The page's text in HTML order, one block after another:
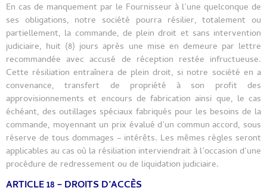
En cas de manquement par le Fournisseur à l’une quelconque de
ses obligations, notre société pourra résilier, totalement ou
partiellement, la commande, de plein droit et sans intervention
judiciaire, huit (8) jours après une mise en demeure par lettre
recommandée avec accusé de réception restée infructueuse.
Cette résiliation entraînera de plein droit, si notre société en a
convenance, transfert de propriété à son profit des
approvisionnements et encours de fabrication ainsi que, le cas
échéant, des outillages spéciaux fabriqués pour les besoins de la
commande, moyennant un prix évalué d’un commun accord, sous
réserve de tous dommages – intérêts. Les mêmes règles seront
applicables au cas où la résiliation interviendrait à l’occasion d’une
procédure de redressement ou de liquidation judiciaire.
ARTICLE 18 – DROITS D’ACCÈS